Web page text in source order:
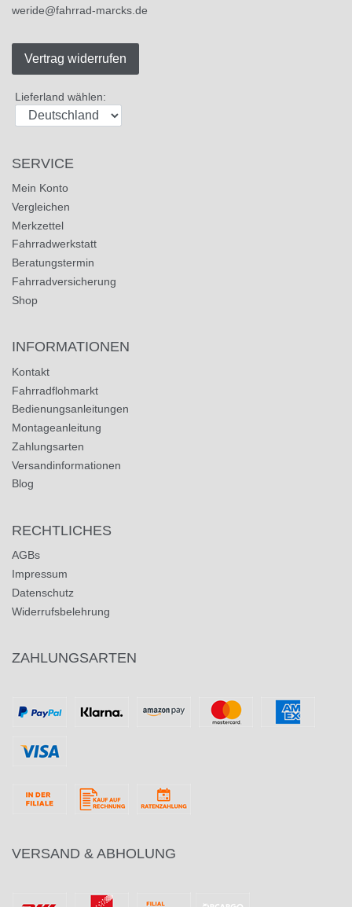
weride@fahrrad-marcks.de
Vertrag widerrufen
Lieferland wählen:
SERVICE
Mein Konto
Vergleichen
Merkzettel
Fahrradwerkstatt
Beratungstermin
Fahrradversicherung
Shop
INFORMATIONEN
Kontakt
Fahrradflohmarkt
Bedienungsanleitungen
Montageanleitung
Zahlungsarten
Versandinformationen
Blog
RECHTLICHES
AGBs
Impressum
Datenschutz
Widerrufsbelehrung
ZAHLUNGSARTEN
VERSAND & ABHOLUNG